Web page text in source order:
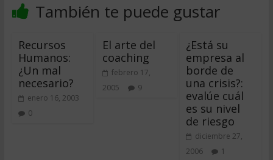
También te puede gustar
Recursos
Humanos:
¿Un mal
necesario?
enero 16, 2003
0
El arte del
coaching
febrero 17,
2005
9
¿Está su
empresa al
borde de
una crisis?:
evalúe cuál
es su nivel
de riesgo
diciembre 27,
2006
1